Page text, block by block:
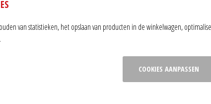
tools
van statistieken, het opslaan van producten in de winkelwagen,
COOKIES AANPASSEN